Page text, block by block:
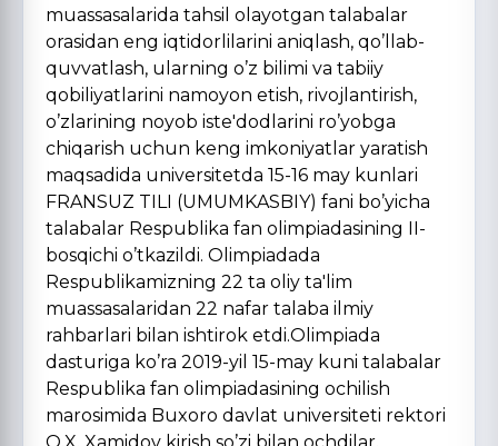
muassasalarida tahsil olayotgan talabalar
orasidan eng iqtidorlilarini aniqlash, qo’llab-
quvvatlash, ularning o’z bilimi va tabiiy
qobiliyatlarini namoyon etish, rivojlantirish,
o’zlarining noyob iste'dodlarini ro’yobga
chiqarish uchun keng imkoniyatlar yaratish
maqsadida universitetda 15-16 may kunlari
FRANSUZ TILI (UMUMKASBIY) fani bo’yicha
talabalar Respublika fan olimpiadasining II-
bosqichi o’tkazildi. Olimpiadada
Respublikamizning 22 ta oliy ta'lim
muassasalaridan 22 nafar talaba ilmiy
rahbarlari bilan ishtirok etdi.Olimpiada
dasturiga ko’ra 2019-yil 15-may kuni talabalar
Respublika fan olimpiadasining ochilish
marosimida Buxoro davlat universiteti rektori